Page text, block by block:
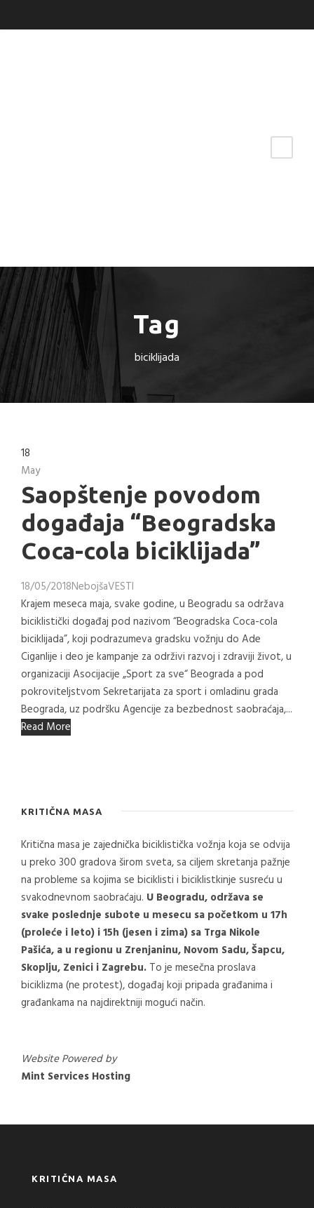
Tag
biciklijada
18
May
Saopštenje povodom
događaja “Beogradska
Coca-cola biciklijada”
18/05/2018NebojšaVESTI
Krajem meseca maja, svake godine, u Beogradu sa održava
biciklistički događaj pod nazivom “Beogradska Coca-cola
biciklijada”, koji podrazumeva gradsku vožnju do Ade
Ciganlije i deo je kampanje za održivi razvoj i zdraviji život, u
organizaciji Asocijacije „Sport za sve“ Beograda a pod
pokroviteljstvom Sekretarijata za sport i omladinu grada
Beograda, uz podršku Agencije za bezbednost saobraćaja,...
Read More
KRITIČNA MASA
Kritična masa je zajednička biciklistička vožnja koja se odvija
u preko 300 gradova širom sveta, sa ciljem skretanja pažnje
na probleme sa kojima se biciklisti i biciklistkinje susreću u
svakodnevnom saobraćaju. U Beogradu, održava se
svake poslednje subote u mesecu sa početkom u 17h
(proleće i leto) i 15h (jesen i zima) sa Trga Nikole
Pašića, a u regionu u Zrenjaninu, Novom Sadu, Šapcu,
Skoplju, Zenici i Zagrebu. To je mesečna proslava
biciklizma (ne protest), događaj koji pripada građanima i
građankama na najdirektniji mogući način.
Website Powered by
Mint Services Hosting
KRITIČNA MASA